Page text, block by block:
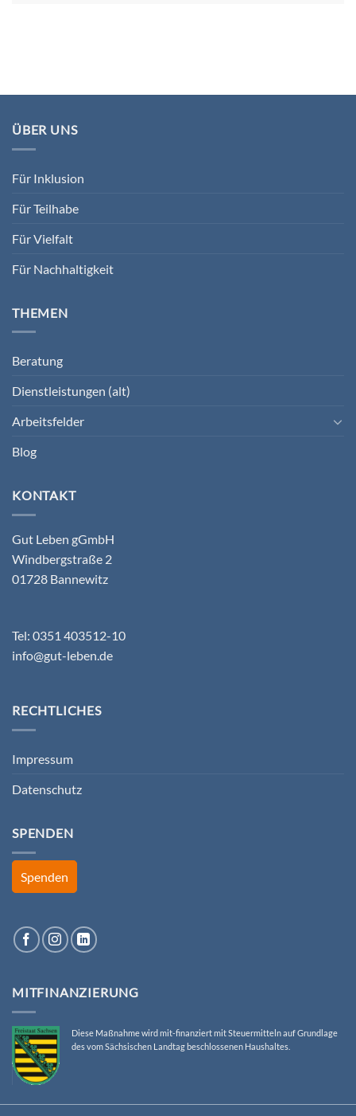
ÜBER UNS
Für Inklusion
Für Teilhabe
Für Vielfalt
Für Nachhaltigkeit
THEMEN
Beratung
Dienstleistungen (alt)
Arbeitsfelder
Blog
KONTAKT
Gut Leben gGmbH
Windbergstraße 2
01728 Bannewitz
Tel: 0351 403512-10
info@gut-leben.de
RECHTLICHES
Impressum
Datenschutz
SPENDEN
Spenden
MITFINANZIERUNG
Diese Maßnahme wird mit-finanziert mit Steuermitteln auf Grundlage
des vom Sächsischen Landtag beschlossenen Haushaltes.